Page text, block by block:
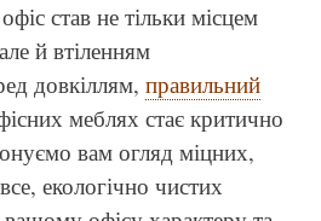
став не тільки місцем
й втіленням
довкіллям, правильний
меблях стає критично
вам огляд міцних,
екологічно чистих